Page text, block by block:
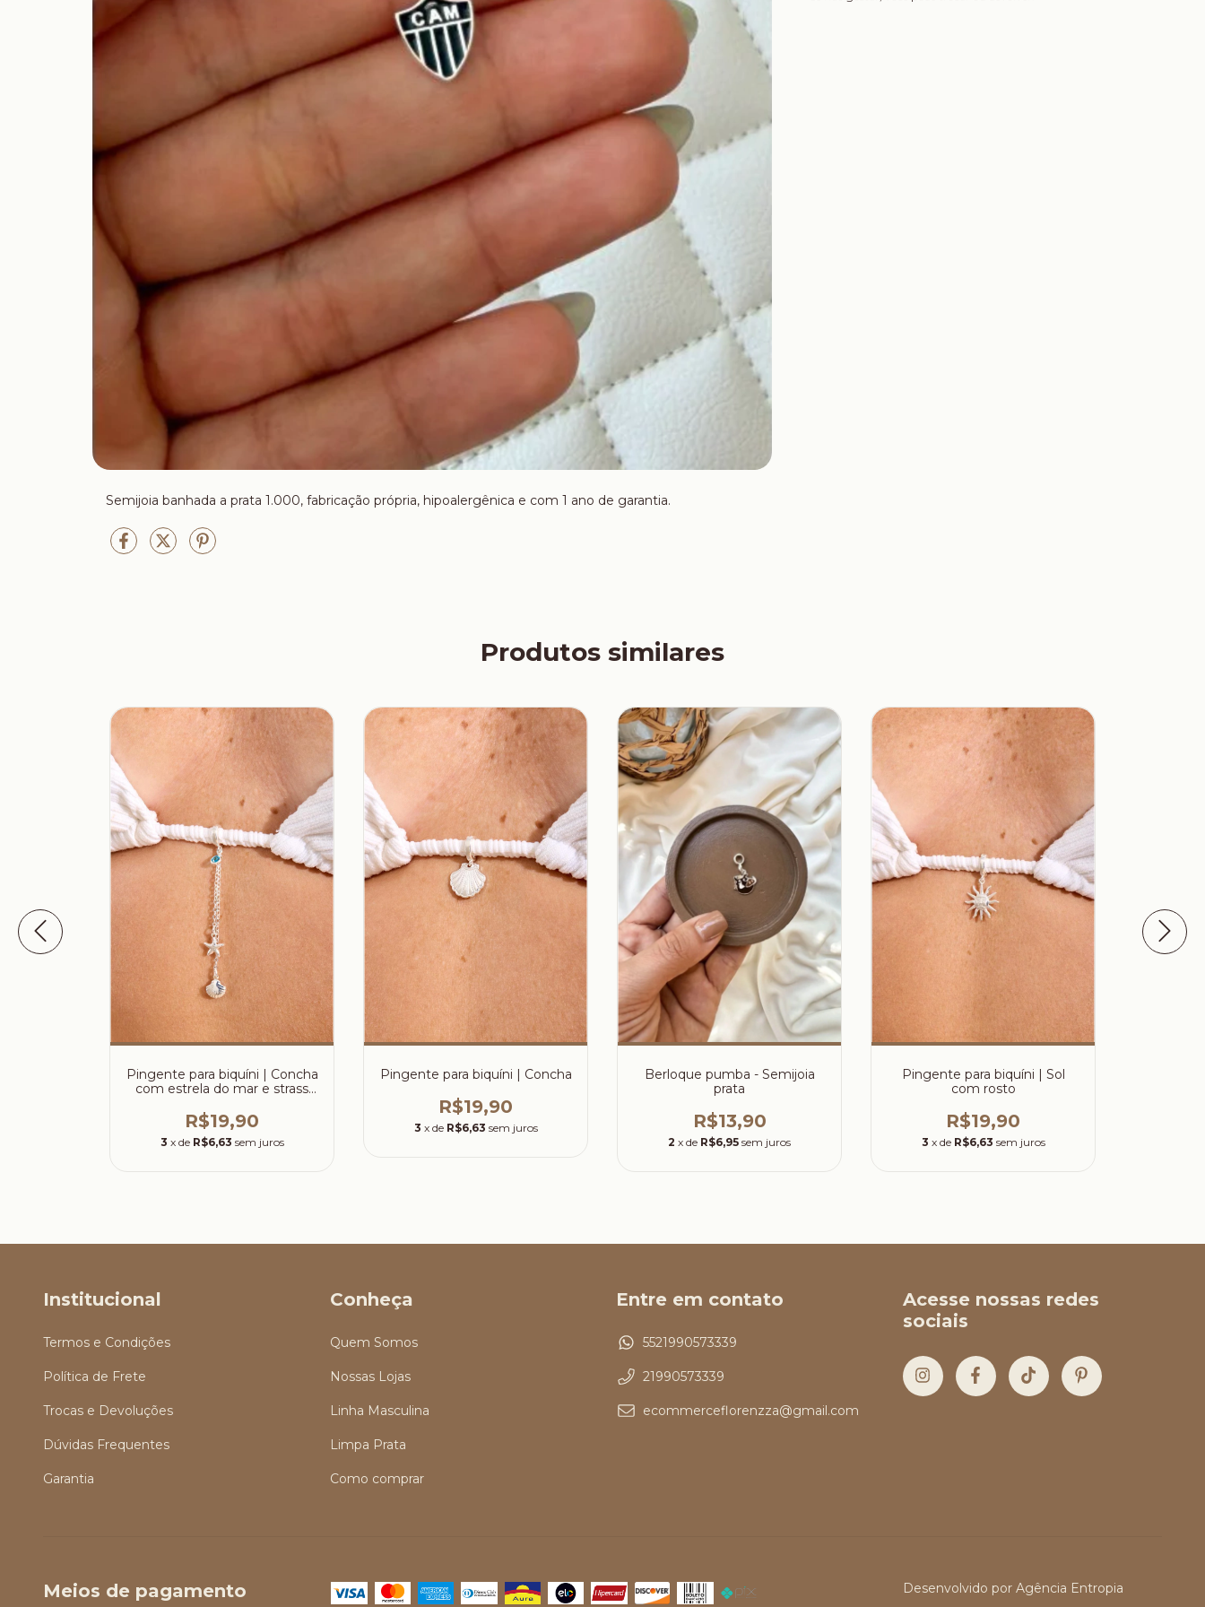
Semijoia banhada a prata 1.000, fabricação própria, hipoalergênica e com 1 ano de garantia.
Produtos similares
Pingente para biquíni | Concha
com estrela do mar e strass
R$19,90
3 x de R$6,63 sem juros
Pingente para biquíni | Concha
R$19,90
3 x de R$6,63 sem juros
Berloque pumba - Semijoia
prata
R$13,90
2 x de R$6,95 sem juros
Pingente para biquíni | Sol
com rosto
R$19,90
3 x de R$6,63 sem juros
Institucional
Termos e Condições
Política de Frete
Trocas e Devoluções
Dúvidas Frequentes
Garantia
Conheça
Quem Somos
Nossas Lojas
Linha Masculina
Limpa Prata
Como comprar
Entre em contato
5521990573339
21990573339
ecommerceflorenzza@gmail.com
Acesse nossas redes
sociais
Meios de pagamento Desenvolvido por Agência Entropia